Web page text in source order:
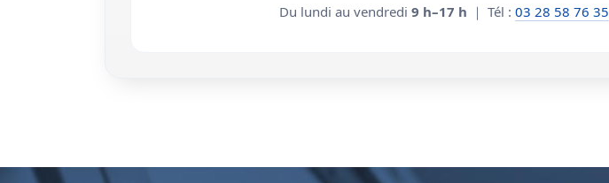
Du lundi au vendredi9 h–17 h ｜ Tél :03 28 58 76 35